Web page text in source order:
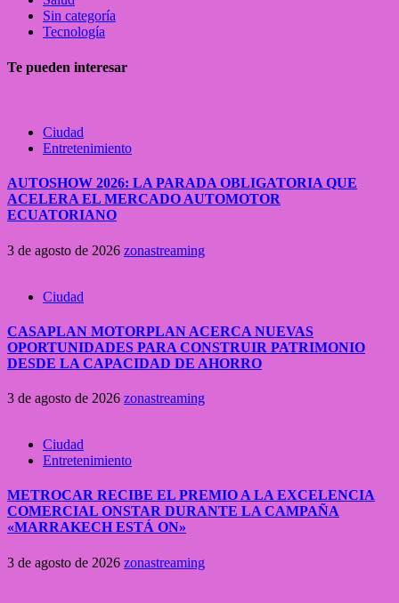
Sin categoría
Tecnología
Te pueden interesar
Ciudad
Entretenimiento
AUTOSHOW 2026: LA PARADA OBLIGATORIA QUE
ACELERA EL MERCADO AUTOMOTOR
ECUATORIANO
3 de agosto de 2026 zonastreaming
Ciudad
CASAPLAN MOTORPLAN ACERCA NUEVAS
OPORTUNIDADES PARA CONSTRUIR PATRIMONIO
DESDE LA CAPACIDAD DE AHORRO
3 de agosto de 2026 zonastreaming
Ciudad
Entretenimiento
METROCAR RECIBE EL PREMIO A LA EXCELENCIA
COMERCIAL ONSTAR DURANTE LA CAMPAÑA
«MARRAKECH ESTÁ ON»
3 de agosto de 2026 zonastreaming